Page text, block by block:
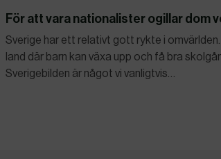
För att vara nationalister ogillar dom
Sverige har ett relativt gott rykte i
land där barn kan växa upp och få bra
Sverigebilden är något vi vanligtvis…